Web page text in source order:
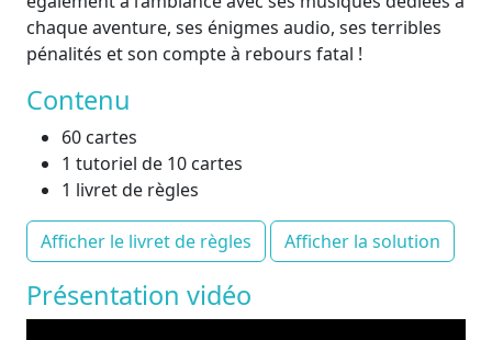
chaque aventure, ses énigmes audio, ses terribles
pénalités et son compte à rebours fatal !
Contenu
60 cartes
1 tutoriel de 10 cartes
1 livret de règles
Afficher le livret de règles Afficher la solution
Présentation vidéo